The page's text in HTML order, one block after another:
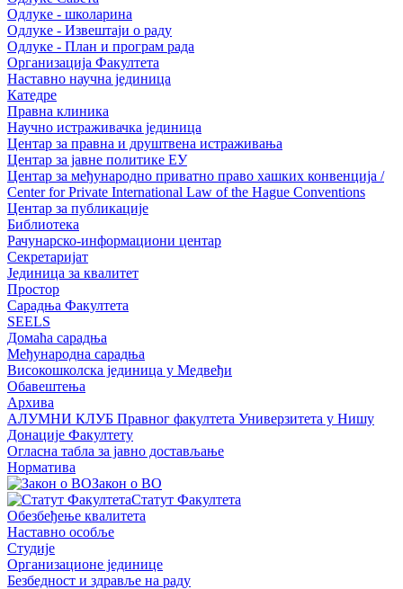
Одлуке - школарина
Одлуке - Извештаји о раду
Одлуке - План и програм рада
Организација Факултета
Наставно научна јединица
Катедре
Правна клиника
Научно истраживачка јединица
Центар за правна и друштвена истраживања
Центар за јавне политике ЕУ
Центар за међународно приватно право хашких конвенција /
Center for Private International Law of the Hague Conventions
Центар за публикације
Библиотека
Рачунарско-информациони центар
Секретаријат
Јединица за квалитет
Простор
Сарадња Факултета
SEELS
Домаћа сарадња
Међународна сарадња
Високошколска јединица у Медвеђи
Обавештења
Архива
АЛУМНИ КЛУБ Правног факултета Универзитета у Нишу
Донације Факултету
Огласна табла за јавно достављање
Норматива
Закон о ВО
Статут Факултета
Обезбеђење квалитета
Наставно особље
Студије
Организационе јединице
Безбедност и здравље на раду